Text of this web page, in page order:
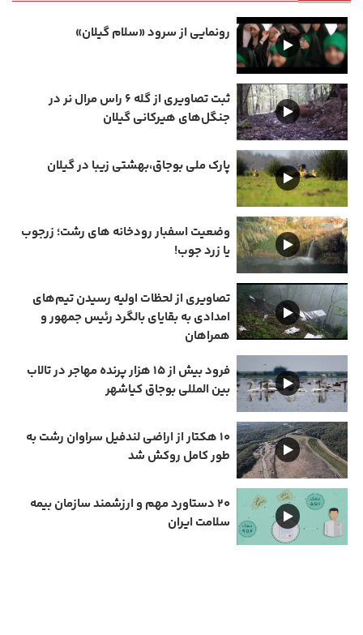
رونمایی از سرود «سلام گیلان»
ثبت تصاویری از گله ۶ راس مرال نر در
جنگل‌های هیرکانی گیلان
پارک ملی بوجاق،بهشتی زیبا در گیلان
وضعیت اسفبار رودخانه های رشت؛ زرجوب
یا زرد جوب!
تصاویری از لحظات اولیه رسیدن تیم‌های
امدادی به بقایای بالگرد رئیس جمهور و
همراهان
فرود بیش از ۱۵ هزار پرنده مهاجر در تالاب
بین المللی بوجاق کیاشهر
۱۰ هکتار از اراضی لندفیل سراوان رشت به
طور کامل روکش شد
۲۰ دستاورد مهم و ارزشمند سازمان بیمه
سلامت ایران